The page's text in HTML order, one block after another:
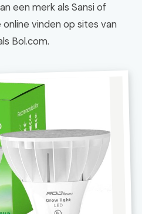
een merk als Sansi of
vinden op sites van
Bol.com.